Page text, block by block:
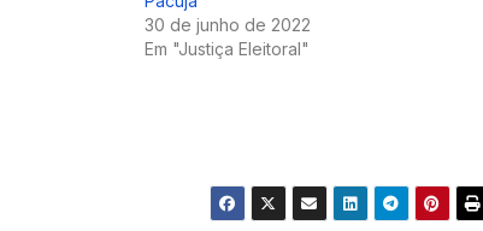
30 de junho de 2022
Em "Justiça Eleitoral"